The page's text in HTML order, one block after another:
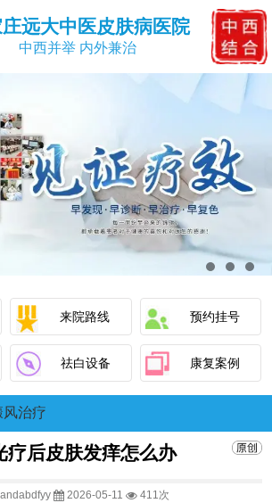
远大中医皮肤病医院
中西并举 内外兼治
来院路线 预约挂号
祛白设备 康复案例
风治疗
疗后皮肤发痒怎么办
2026-05-11 411次